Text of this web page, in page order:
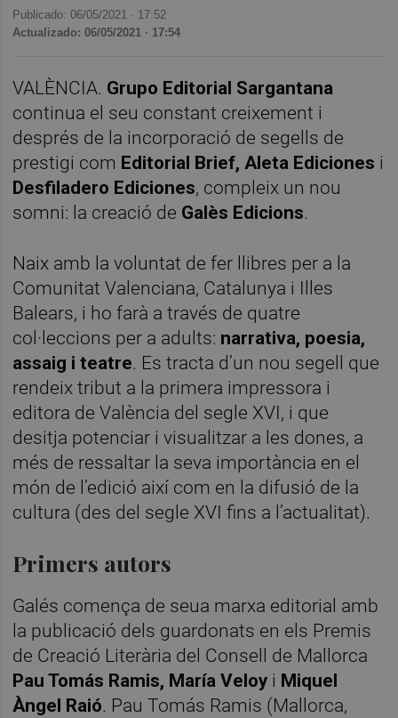
Publicado: 06/05/2021 · 17:52
Actualizado: 06/05/2021 · 17:54
VALÈNCIA. Grupo Editorial Sargantana
continua el seu constant creixement i
després de la incorporació de segells de
prestigi com Editorial Brief, Aleta Ediciones i
Desfiladero Ediciones, compleix un nou
somni: la creació de Galès Edicions.
Naix amb la voluntat de fer llibres per a la
Comunitat Valenciana, Catalunya i Illes
Balears, i ho farà a través de quatre
col·leccions per a adults: narrativa, poesia,
assaig i teatre. Es tracta d’un nou segell que
rendeix tribut a la primera impressora i
editora de València del segle XVI, i que
desitja potenciar i visualitzar a les dones, a
més de ressaltar la seva importància en el
món de l’edició així com en la difusió de la
cultura (des del segle XVI fins a l’actualitat).
Primers autors
Galés comença de seua marxa editorial amb
la publicació dels guardonats en els Premis
de Creació Literària del Consell de Mallorca
Pau Tomás Ramis, María Veloy i Miquel
Àngel Raió. Pau Tomás Ramis (Mallorca,